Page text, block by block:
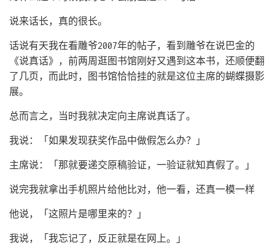
说来话长，真的很长。
话说有天我在看雕爷2007年的帖子，看到雕爷在说巴金的
《说真话》，前两周逛图书馆刚好又遇到这本书，还顺便翻
了几页，而此时，图书馆恰恰挂的就是这位主席的蝴蝶摄影
展。
总而言之，当时我就决定向主席说真话了。
我说：「如果发现获奖作品中做假怎么办？」
主席说：「那就要递交原稿验证，一验证就知真假了。」
说完我就拿出手机照片给他比对，他一看，还真一模一样
他说，「这照片是哪里来的？」
我说，「我忘记了，反正就是在网上。」